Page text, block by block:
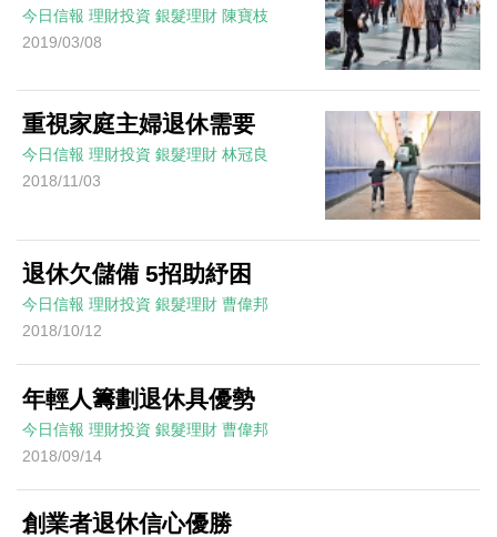
今日信報 理財投資 銀髮理財 陳寶枝
2019/03/08
重視家庭主婦退休需要
今日信報 理財投資 銀髮理財 林冠良
2018/11/03
退休欠儲備 5招助紓困
今日信報 理財投資 銀髮理財 曹偉邦
2018/10/12
年輕人籌劃退休具優勢
今日信報 理財投資 銀髮理財 曹偉邦
2018/09/14
創業者退休信心優勝